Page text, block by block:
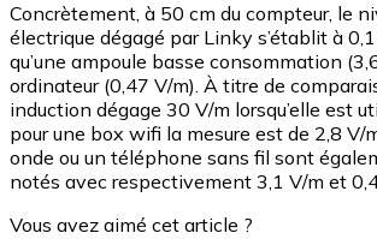
Concrètement, à 50 cm du compteur, le
électrique dégagé par Linky s’établit à 0,1
qu’une ampoule basse consommation
ordinateur (0,47 V/m). À titre de
induction dégage 30 V/m lorsqu’elle est
pour une box wifi la mesure est de 2,8 V/
onde ou un téléphone sans fil sont
notés avec respectivement 3,1 V/m et
Vous avez aimé cet article ?